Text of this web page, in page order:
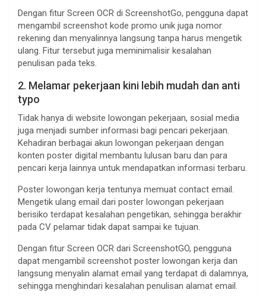
Dengan fitur Screen OCR di ScreenshotGo, pengguna dapat
mengambil screenshot kode promo unik juga nomor
rekening dan menyalinnya langsung tanpa harus mengetik
ulang. Fitur tersebut juga meminimalisir kesalahan
penulisan pada teks.
2. Melamar pekerjaan kini lebih mudah dan anti
typo
Tidak hanya di website lowongan pekerjaan, sosial media
juga menjadi sumber informasi bagi pencari pekerjaan.
Kehadiran berbagai akun lowongan pekerjaan dengan
konten poster digital membantu lulusan baru dan para
pencari kerja lainnya untuk mendapatkan informasi terbaru.
Poster lowongan kerja tentunya memuat contact email.
Mengetik ulang email dari poster lowongan pekerjaan
berisiko terdapat kesalahan pengetikan, sehingga berakhir
pada CV pelamar tidak dapat sampai ke tujuan.
Dengan fitur Screen OCR dari ScreenshotGO, pengguna
dapat mengambil screenshot poster lowongan kerja dan
langsung menyalin alamat email yang terdapat di dalamnya,
sehingga menghindari kesalahan penulisan alamat email.